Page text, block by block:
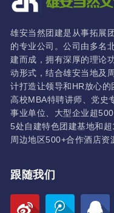
雄安当然团建是从事拓展
的专业公司。公司由多名
建而成，拥有深厚的理论
动形式，结合雄安当地及
计打造让领导和HR放心
高校MBA特聘讲师、党史
事业单位、大型企业超
5处自建特色团建基地和
周边地区500+合作酒店资
跟随我们